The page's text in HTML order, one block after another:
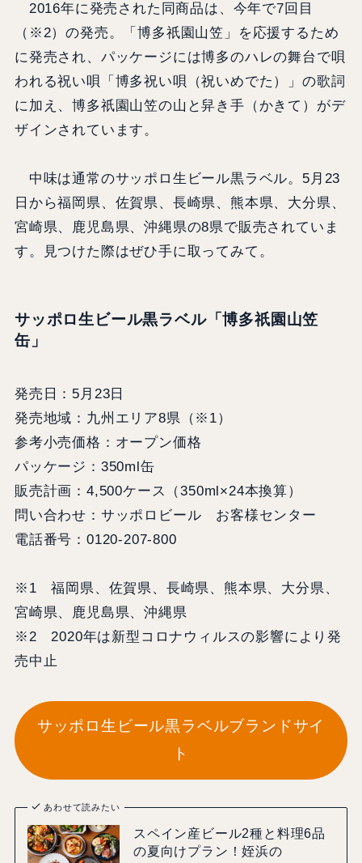
2016年に発売された同商品は、今年で7回目
（※2）の発売。「博多祇園山笠」を応援するため
に発売され、パッケージには博多のハレの舞台で唄
われる祝い唄「博多祝い唄（祝いめでた）」の歌詞
に加え、博多祇園山笠の山と舁き手（かきて）がデ
ザインされています。
中味は通常のサッポロ生ビール黒ラベル。5月23
日から福岡県、佐賀県、長崎県、熊本県、大分県、
宮崎県、鹿児島県、沖縄県の8県で販売されていま
す。見つけた際はぜひ手に取ってみて。
サッポロ生ビール黒ラベル「博多祇園山笠
缶」
発売日：5月23日
発売地域：九州エリア8県（※1）
参考小売価格：オープン価格
パッケージ：350ml缶
販売計画：4,500ケース（350ml×24本換算）
問い合わせ：サッポロビール お客様センター
電話番号：0120-207-800
※1 福岡県、佐賀県、長崎県、熊本県、大分県、
宮崎県、鹿児島県、沖縄県
※2 2020年は新型コロナウィルスの影響により発
売中止
サッポロ生ビール黒ラベルブランドサイ
ト
あわせて読みたい
スペイン産ビール2種と料理6品
の夏向けプラン！姪浜の